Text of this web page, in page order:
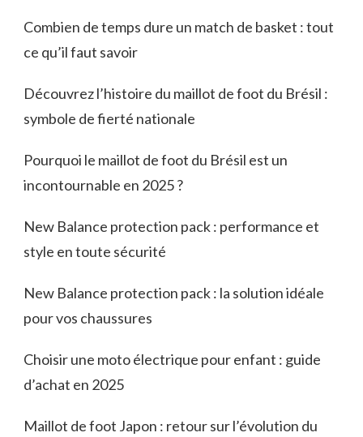
Combien de temps dure un match de basket : tout
ce qu’il faut savoir
Découvrez l’histoire du maillot de foot du Brésil :
symbole de fierté nationale
Pourquoi le maillot de foot du Brésil est un
incontournable en 2025 ?
New Balance protection pack : performance et
style en toute sécurité
New Balance protection pack : la solution idéale
pour vos chaussures
Choisir une moto électrique pour enfant : guide
d’achat en 2025
Maillot de foot Japon : retour sur l’évolution du